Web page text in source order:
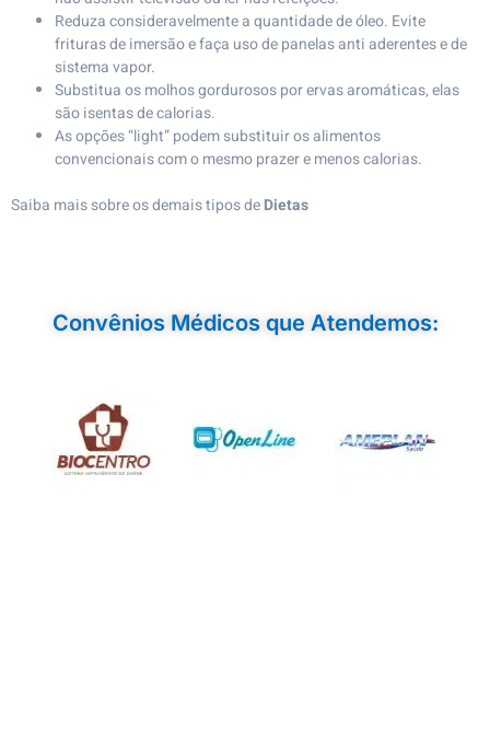
Reduza consideravelmente a quantidade de óleo. Evite
frituras de imersão e faça uso de panelas anti aderentes e de
sistema vapor.
Substitua os molhos gordurosos por ervas aromáticas, elas
são isentas de calorias.
As opções “light” podem substituir os alimentos
convencionais com o mesmo prazer e menos calorias.
Saiba mais sobre os demais tipos deDietas
Convênios Médicos que Atendemos: